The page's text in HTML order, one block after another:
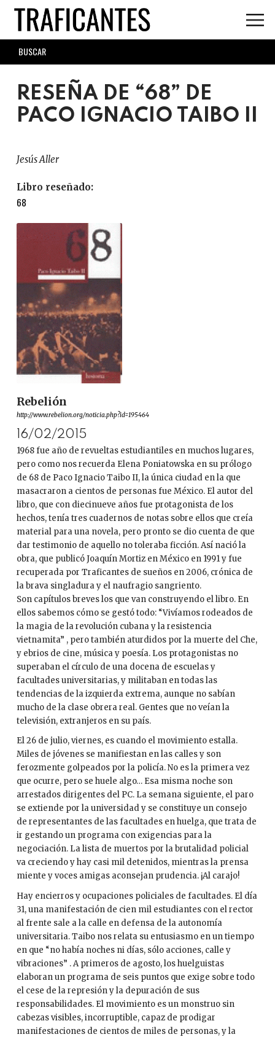
Skip
main
content
SEARCH
FORM
RESEÑA DE “68” DE
PACO IGNACIO TAIBO II
Jesús Aller
Libro reseñado:
68
Rebelión
http://www.rebelion.org/noticia.php?id=195464
16/02/2015
1968 fue año de revueltas estudiantiles en muchos lugares,
pero como nos recuerda Elena Poniatowska en su prólogo
de 68 de Paco Ignacio Taibo II, la única ciudad en la que
masacraron a cientos de personas fue México. El autor del
libro, que con diecinueve años fue protagonista de los
hechos, tenía tres cuadernos de notas sobre ellos que creía
material para una novela, pero pronto se dio cuenta de que
dar testimonio de aquello no toleraba ficción. Así nació la
obra, que publicó Joaquín Mortiz en México en 1991 y fue
recuperada por Traficantes de sueños en 2006, crónica de
la brava singladura y el naufragio sangriento.
Son capítulos breves los que van construyendo el libro. En
ellos sabemos cómo se gestó todo: “Vivíamos rodeados de
la magia de la revolución cubana y la resistencia
vietnamita” , pero también aturdidos por la muerte del Che,
y ebrios de cine, música y poesía. Los protagonistas no
superaban el círculo de una docena de escuelas y
facultades universitarias, y militaban en todas las
tendencias de la izquierda extrema, aunque no sabían
mucho de la clase obrera real. Gentes que no veían la
televisión, extranjeros en su país.
El 26 de julio, viernes, es cuando el movimiento estalla.
Miles de jóvenes se manifiestan en las calles y son
ferozmente golpeados por la policía. No es la primera vez
que ocurre, pero se huele algo… Esa misma noche son
arrestados dirigentes del PC. La semana siguiente, el paro
se extiende por la universidad y se constituye un consejo
de representantes de las facultades en huelga, que trata de
ir gestando un programa con exigencias para la
negociación. La lista de muertos por la brutalidad policial
va creciendo y hay casi mil detenidos, mientras la prensa
miente y voces amigas aconsejan prudencia. ¡Al carajo!
Hay encierros y ocupaciones policiales de facultades. El día
31, una manifestación de cien mil estudiantes con el rector
al frente sale a la calle en defensa de la autonomía
universitaria. Taibo nos relata su entusiasmo en un tiempo
en que “no había noches ni días, sólo acciones, calle y
vibraciones” . A primeros de agosto, los huelguistas
elaboran un programa de seis puntos que exige sobre todo
el cese de la represión y la depuración de sus
responsabilidades. El movimiento es un monstruo sin
cabezas visibles, incorruptible, capaz de prodigar
manifestaciones de cientos de miles de personas, y la